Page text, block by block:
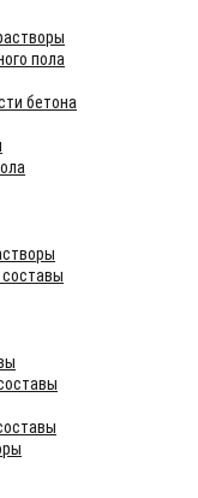
пола
бетона